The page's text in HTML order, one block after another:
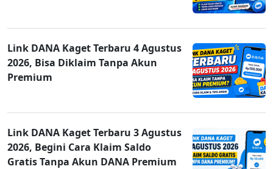
Link DANA Kaget Terbaru 4 Agustus
2026, Bisa Diklaim Tanpa Akun
Premium
Link DANA Kaget Terbaru 3 Agustus
2026, Begini Cara Klaim Saldo
Gratis Tanpa Akun DANA Premium